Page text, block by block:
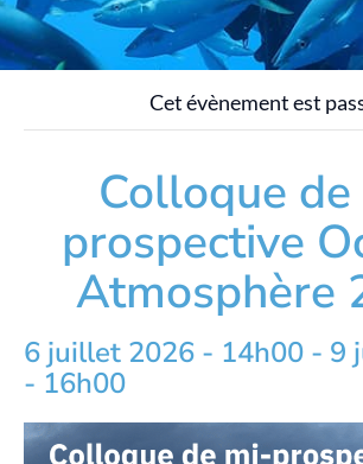
Cet évènement est
Colloque
prospective
Atmosphère
6 juillet 2026 - 14h00 - 9
- 16h00